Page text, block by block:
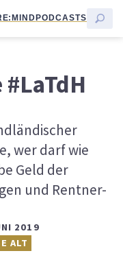
PODCASTS
wer darf wie
Geld der
und Rentner-
2019
ALT